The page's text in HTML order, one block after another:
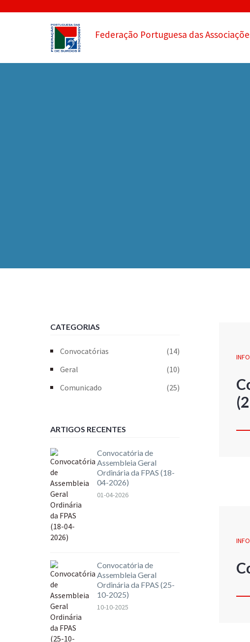
Federação Portuguesa das
CATEGORIAS
Convocatórias
(14)
Geral
(10)
Comunicado
(25)
ARTIGOS RECENTES
Convocatória de
Assembleia Geral
Ordinária da FPAS (18-
04-2026)
01-04-2026
Convocatória de
Assembleia Geral
Ordinária da FPAS (25-
10-2025)
10-10-2025